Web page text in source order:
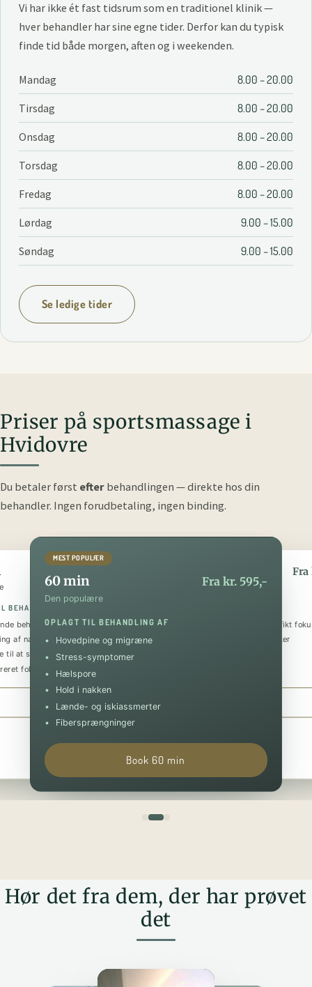
Vi har ikke ét fast tidsrum som en traditionel klinik —
hver behandler har sine egne tider. Derfor kan du typisk
finde tid både morgen, aften og i weekenden.
Mandag 8.00 – 20.00
Tirsdag 8.00 – 20.00
Onsdag 8.00 – 20.00
Torsdag 8.00 – 20.00
Fredag 8.00 – 20.00
Lørdag 9.00 – 15.00
Søndag 9.00 – 15.00
Se ledige tider
Priser på sportsmassage i
Hvidovre
Du betaler først efter behandlingen — direkte hos din
behandler. Ingen forudbetaling, ingen binding.
BEHANDLING AF
behandling
af nakke og skuldre
til at sænke stressniveauet
fokus på specifik skade
Book 30 min
MEST POPULÆR
60 min Fra kr. 595,-
Den populære
OPLAGT TIL BEHANDLING AF
Hovedpine og migræne
Stress-symptomer
Hælspore
Hold i nakken
Lænde- og iskiassmerter
Fibersprængninger
Book 60 min
Fra
Den luksuriøse
Helkropsmassage med et specifikt
Behandling af flere problematikker
Hør det fra dem, der har prøvet
det